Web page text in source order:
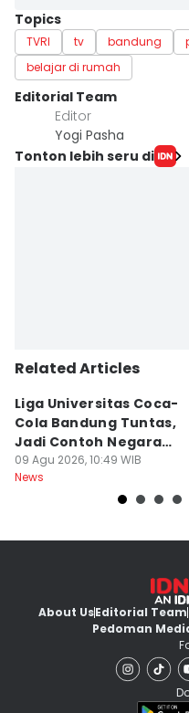
Topics
TVRI tv bandung
belajar di rumah
Editorial Team
Editor
Yogi Pasha
Tonton lebih seru di
Related Articles
Liga Universitas Coca-
Cola Bandung Tuntas,
Jadi Contoh Negara
Lain
09 Agu 2026, 10:49 WIB
News
About UsEditorial Team
Pedoman